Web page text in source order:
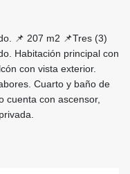
📌 207 m2 📌Tres (3)
Habitación principal con
con vista exterior.
Cuarto y baño de
cuenta con ascensor,